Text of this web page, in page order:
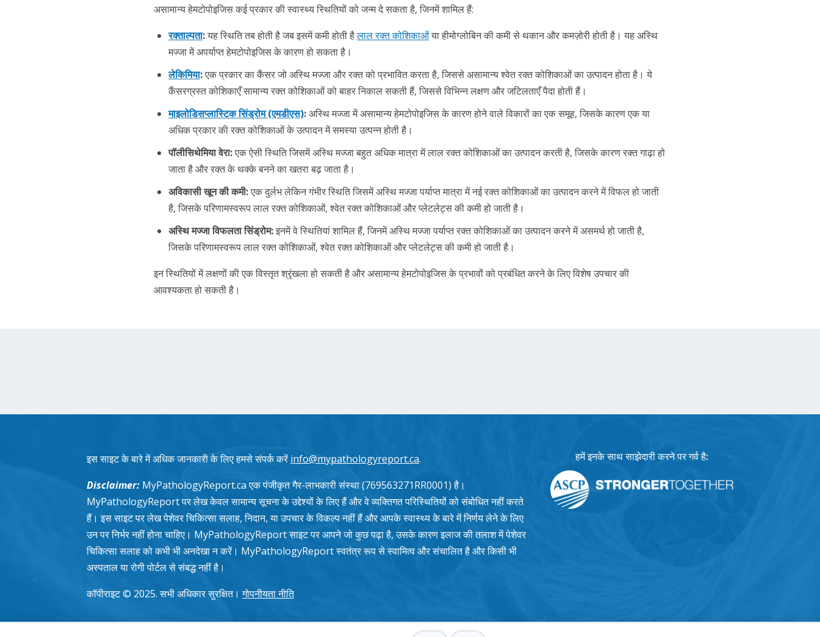
असामान्य हेमटोपोइजिस कई प्रकार की स्वास्थ्य स्थितियों को जन्म दे सकता है, जिनमें शामिल हैं:
रक्ताल्पता:यह स्थिति तब होती है जब इसमें कमी होती हैलाल रक्त कोशिकाओंया हीमोग्लोबिन की कमी से थकान और कमज़ोरी होती है। यह अस्थि
मज्जा में अपर्याप्त हेमटोपोइजिस के कारण हो सकता है।
लेकिमिया:एक प्रकार का कैंसर जो अस्थि मज्जा और रक्त को प्रभावित करता है, जिससे असामान्य श्वेत रक्त कोशिकाओं का उत्पादन होता है। ये
कैंसरग्रस्त कोशिकाएँ सामान्य रक्त कोशिकाओं को बाहर निकाल सकती हैं, जिससे विभिन्न लक्षण और जटिलताएँ पैदा होती हैं।
माइलोडिसप्लास्टिक सिंड्रोम (एमडीएस):अस्थि मज्जा में असामान्य हेमटोपोइजिस के कारण होने वाले विकारों का एक समूह, जिसके कारण एक या
अधिक प्रकार की रक्त कोशिकाओं के उत्पादन में समस्या उत्पन्न होती है।
पॉलीसिथेमिया वेरा:एक ऐसी स्थिति जिसमें अस्थि मज्जा बहुत अधिक मात्रा में लाल रक्त कोशिकाओं का उत्पादन करती है, जिसके कारण रक्त गाढ़ा हो
जाता है और रक्त के थक्के बनने का खतरा बढ़ जाता है।
अविकासी खून की कमी:एक दुर्लभ लेकिन गंभीर स्थिति जिसमें अस्थि मज्जा पर्याप्त मात्रा में नई रक्त कोशिकाओं का उत्पादन करने में विफल हो जाती
है, जिसके परिणामस्वरूप लाल रक्त कोशिकाओं, श्वेत रक्त कोशिकाओं और प्लेटलेट्स की कमी हो जाती है।
अस्थि मज्जा विफलता सिंड्रोम:इनमें वे स्थितियां शामिल हैं, जिनमें अस्थि मज्जा पर्याप्त रक्त कोशिकाओं का उत्पादन करने में असमर्थ हो जाती है,
जिसके परिणामस्वरूप लाल रक्त कोशिकाओं, श्वेत रक्त कोशिकाओं और प्लेटलेट्स की कमी हो जाती है।
इन स्थितियों में लक्षणों की एक विस्तृत श्रृंखला हो सकती है और असामान्य हेमटोपोइजिस के प्रभावों को प्रबंधित करने के लिए विशेष उपचार की
आवश्यकता हो सकती है।
इस साइट के बारे में अधिक जानकारी के लिए हमसे संपर्क करेंinfo@mypathologyreport.ca.
Disclaimer: MyPathologyReport.ca एक पंजीकृत गैर-लाभकारी संस्था (769563271RR0001) है।
MyPathologyReport पर लेख केवल सामान्य सूचना के उद्देश्यों के लिए हैं और वे व्यक्तिगत परिस्थितियों को संबोधित नहीं करते
हैं। इस साइट पर लेख पेशेवर चिकित्सा सलाह, निदान, या उपचार के विकल्प नहीं हैं और आपके स्वास्थ्य के बारे में निर्णय लेने के लिए
उन पर निर्भर नहीं होना चाहिए। MyPathologyReport साइट पर आपने जो कुछ पढ़ा है, उसके कारण इलाज की तलाश में पेशेवर
चिकित्सा सलाह को कभी भी अनदेखा न करें। MyPathologyReport स्वतंत्र रूप से स्वामित्व और संचालित है और किसी भी
अस्पताल या रोगी पोर्टल से संबद्ध नहीं है।
कॉपीराइट © 2025. सभी अधिकार सुरक्षित।गोपनीयता नीति
हमें इनके साथ साझेदारी करने पर गर्व है: